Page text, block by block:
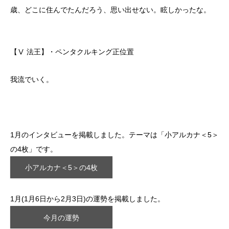
歳、どこに住んでたんだろう、思い出せない。眩しかったな。
【Ⅴ 法王】・ペンタクルキング正位置
我流でいく。
1月のインタビューを掲載しました。テーマは「小アルカナ＜5＞
の4枚」です。
小アルカナ＜5＞の4枚
1月(1月6日から2月3日)の運勢を掲載しました。
今月の運勢